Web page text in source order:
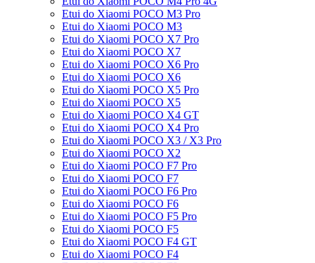
Etui do Xiaomi POCO M3 Pro
Etui do Xiaomi POCO M3
Etui do Xiaomi POCO X7 Pro
Etui do Xiaomi POCO X7
Etui do Xiaomi POCO X6 Pro
Etui do Xiaomi POCO X6
Etui do Xiaomi POCO X5 Pro
Etui do Xiaomi POCO X5
Etui do Xiaomi POCO X4 GT
Etui do Xiaomi POCO X4 Pro
Etui do Xiaomi POCO X3 / X3 Pro
Etui do Xiaomi POCO X2
Etui do Xiaomi POCO F7 Pro
Etui do Xiaomi POCO F7
Etui do Xiaomi POCO F6 Pro
Etui do Xiaomi POCO F6
Etui do Xiaomi POCO F5 Pro
Etui do Xiaomi POCO F5
Etui do Xiaomi POCO F4 GT
Etui do Xiaomi POCO F4